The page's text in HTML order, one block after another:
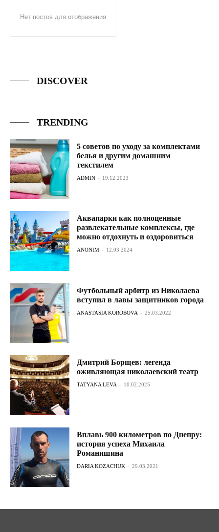
Нет постов для отображения
DISCOVER
TRENDING
5 советов по уходу за комплектами
белья и другим домашним
текстилем
ADMIN - 19.12.2023
Аквапарки как полноценные
развлекательные комплексы, где
можно отдохнуть и оздоровиться
ANONIM - 12.03.2024
Футбольный арбитр из Николаева
вступил в лавы защитников города
ANASTASIA KOROBOVA - 25.03.2022
Дмитрий Борщев: легенда
оживляющая николаевский театр
TATYANA LEVA - 10.02.2025
Вплавь 900 километров по Днепру:
история успеха Михаила
Романишина
DARIA KOZACHUK - 29.03.2021